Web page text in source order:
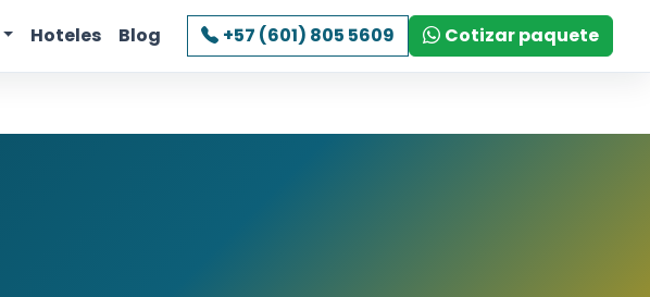
Hoteles Blog +57 (601) 805 5609 Cotizar paquete